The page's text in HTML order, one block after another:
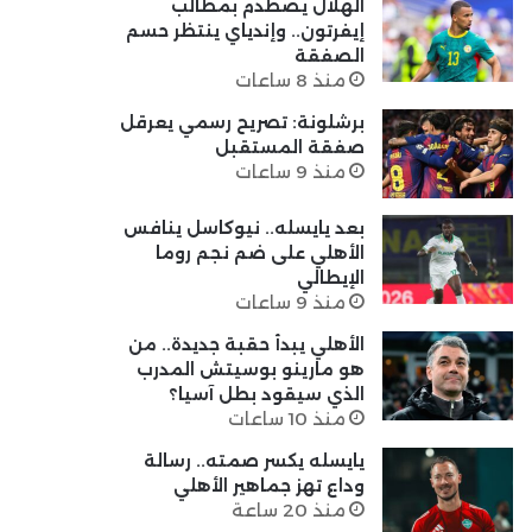
الهلال يصطدم بمطالب
إيفرتون.. وإندياي ينتظر حسم
الصفقة
منذ 8 ساعات
برشلونة: تصريح رسمي يعرقل
صفقة المستقبل
منذ 9 ساعات
بعد يايسله.. نيوكاسل ينافس
الأهلي على ضم نجم روما
الإيطالي
منذ 9 ساعات
الأهلي يبدأ حقبة جديدة.. من
هو مارينو بوسيتش المدرب
الذي سيقود بطل آسيا؟
منذ 10 ساعات
يايسله يكسر صمته.. رسالة
وداع تهز جماهير الأهلي
منذ 20 ساعة